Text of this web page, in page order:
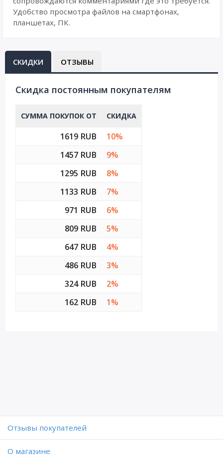
Удобство просмотра файлов на смартфонах,
планшетах, ПК.
СКИДКИ ОТЗЫВЫ
Cкидка постоянным покупателям
СУММА ПОКУПОК ОТ СКИДКА
1619 RUB
10%
1457 RUB
9%
1295 RUB
8%
1133 RUB
7%
971 RUB
6%
809 RUB
5%
647 RUB
4%
486 RUB
3%
324 RUB
2%
162 RUB
1%
Отзывы покупателей
O магазине